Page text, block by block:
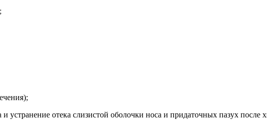
устранение отека слизистой оболочки носа и придаточных пазух после